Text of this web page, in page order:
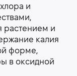
и
растением и
калия
форме,
в оксидной